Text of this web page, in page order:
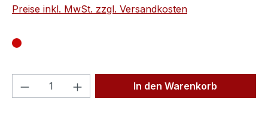
Preise inkl. MwSt. zzgl. Versandkosten
Produkt Anzahl: Gib denIn den Warenkorb